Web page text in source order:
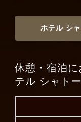
ホテル シ
休憩・宿泊
テル シャトー